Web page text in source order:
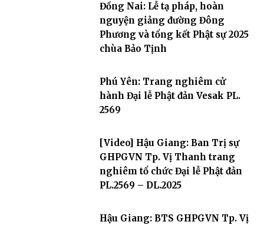
Đồng Nai: Lễ tạ pháp, hoàn
nguyện giảng đường Đông
Phương và tổng kết Phật sự 2025
chùa Bảo Tịnh
Phú Yên: Trang nghiêm cử
hành Đại lễ Phật đản Vesak PL.
2569
[Video] Hậu Giang: Ban Trị sự
GHPGVN Tp. Vị Thanh trang
nghiêm tổ chức Đại lễ Phật đản
PL.2569 – DL.2025
Hậu Giang: BTS GHPGVN Tp. Vị